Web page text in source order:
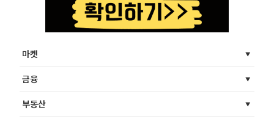
마켓
금융
부동산